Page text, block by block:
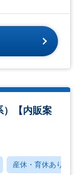
）【内販案
産休・育休あり